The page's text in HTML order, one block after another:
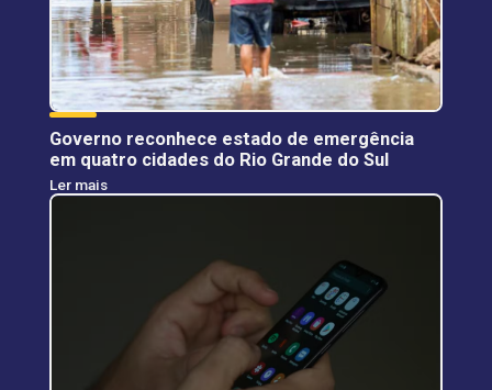
Governo reconhece estado de emergência
em quatro cidades do Rio Grande do Sul
Ler mais